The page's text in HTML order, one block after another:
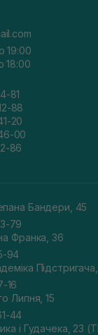
19:00
18:00
81
88
20
00
86
Бандери, 45
79
Франка, 36
94
16
Липня, 15
44
і Гудачека, 23